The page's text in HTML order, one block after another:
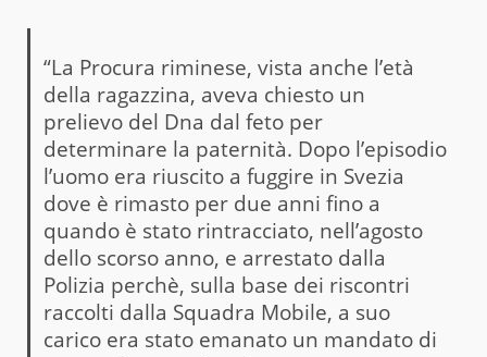
“La Procura riminese, vista anche l’età
della ragazzina, aveva chiesto un
prelievo del Dna dal feto per
determinare la paternità. Dopo l’episodio
l’uomo era riuscito a fuggire in Svezia
dove è rimasto per due anni fino a
quando è stato rintracciato, nell’agosto
dello scorso anno, e arrestato dalla
Polizia perchè, sulla base dei riscontri
raccolti dalla Squadra Mobile, a suo
carico era stato emanato un mandato di